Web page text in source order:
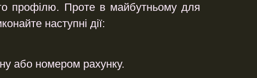
профілю. Проте в майбутньому для
наступні дії:
або номером рахунку.